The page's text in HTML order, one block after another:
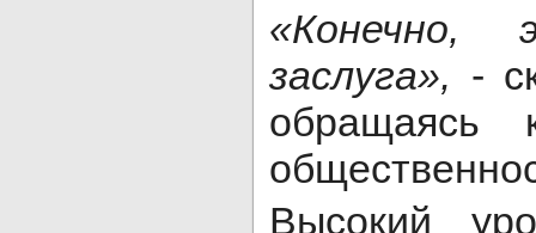
заслуга», -
обращаясь
Высокий